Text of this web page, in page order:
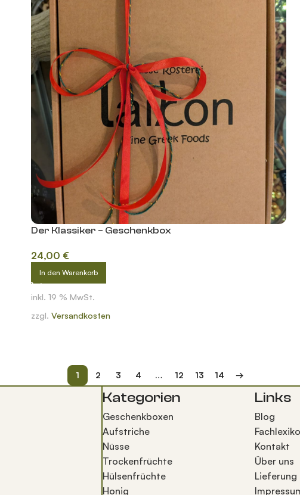
Der Klassiker – Geschenkbox
24,00 €
In den Warenkorb
inkl. 19 % MwSt.
zzgl. Versandkosten
1 2 3 4 … 12 13 14 →
Kategorien
Geschenkboxen
Aufstriche
Nüsse
Trockenfrüchte
Hülsenfrüchte
Honig
Links
Blog
Kontakt
Über uns
Lieferung